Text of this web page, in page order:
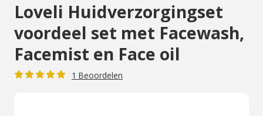
Loveli Huidverzorgingset
voordeel set met Facewash,
Facemist en Face oil
1 Beoordelen